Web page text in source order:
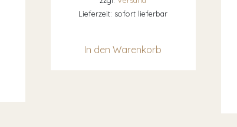
Lieferzeit: sofort lieferbar
In den Warenkorb